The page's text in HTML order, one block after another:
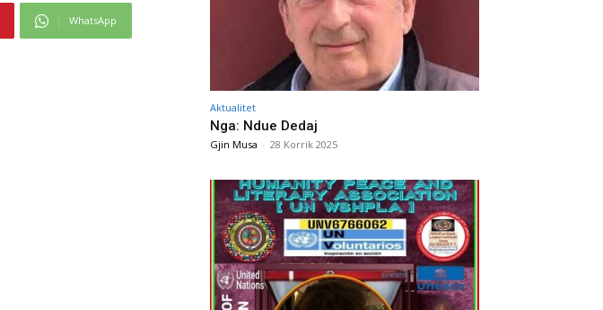
WhatsApp
Aktualitet
Nga: Ndue Dedaj
Gjin Musa - 28 Korrik 2025